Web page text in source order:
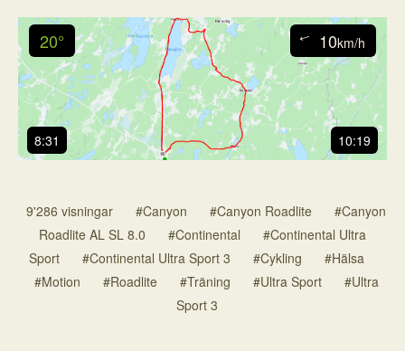
20° 10km/h
↓
8:31 10:19
9'286 visningar #Canyon #Canyon Roadlite
#Canyon
Roadlite AL SL 8.0
#Continental
#Continental Ultra
Sport
#Continental Ultra Sport 3 #Cykling
#Hälsa
#Motion
#Roadlite #Träning #Ultra Sport
#Ultra
Sport 3